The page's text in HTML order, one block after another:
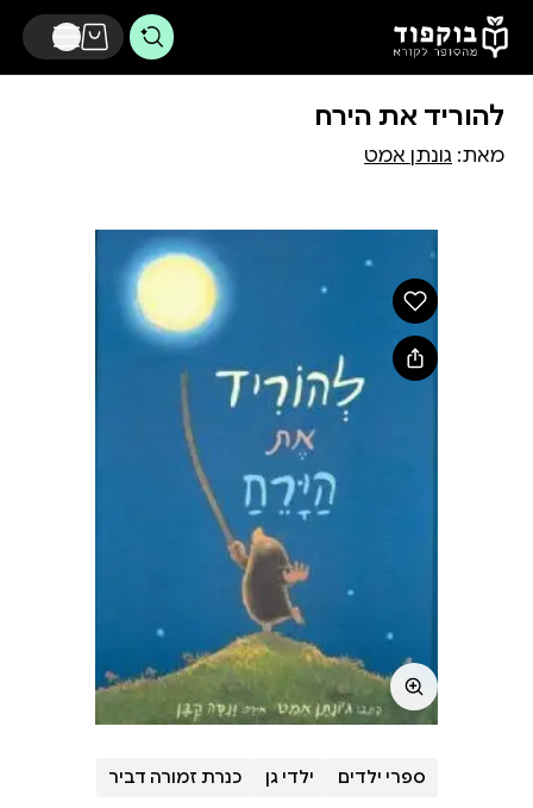
דלג לתוכן הראשי
להוריד את הירח
מאת: גונתן אמט
ספרי ילדים ילדי גן כנרת זמורה דביר